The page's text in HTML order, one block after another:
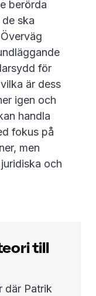
berörda
ska
för
är dess
igen och
handla
fokus på
men
och
till
där Patrik